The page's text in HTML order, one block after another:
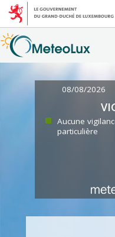
08/08/2026
Aucune
particulière